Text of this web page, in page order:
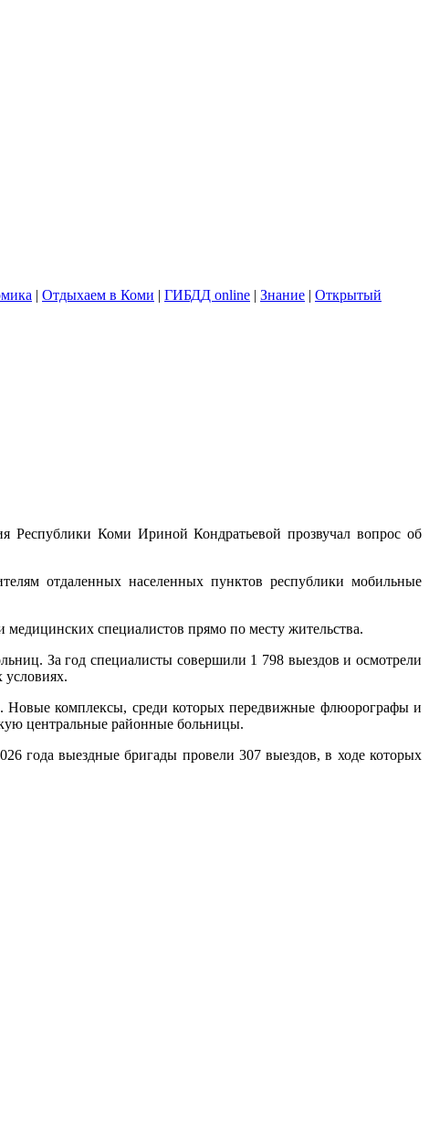
| Отдыхаем в Коми | ГИБДД online | Знание | Открытый
Республики Коми Ириной Кондратьевой прозвучал вопрос об
отдаленных населенных пунктов республики мобильные
специалистов прямо по месту жительства.
За год специалисты совершили 1 798 выездов и осмотрели
условиях.
Новые комплексы, среди которых передвижные флюорографы и
центральные районные больницы.
года выездные бригады провели 307 выездов, в ходе которых